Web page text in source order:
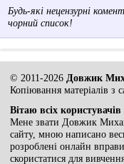
Будь-які нецензурні
чорний список!
© 2011-2026 Довжик
Копіювання матеріалів з
Вітаю всіх
Мене звати Довжик
сайту, мною написано
розроблені онлайн
скористатися для